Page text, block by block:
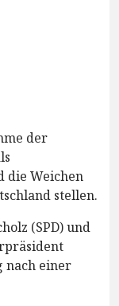
der
die Weichen
stellen.
(SPD) und
nach einer